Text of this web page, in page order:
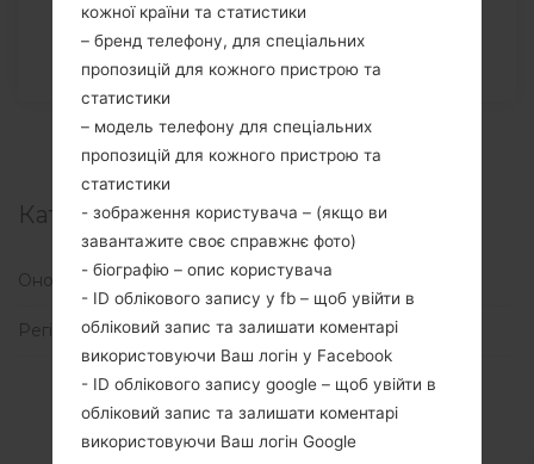
Категорії
Оновлення (214)
Регіони (1)
кожної країни та статистики
– бренд телефону, для спеціальних
пропозицій для кожного пристрою та
статистики
– модель телефону для спеціальних
пропозицій для кожного пристрою та
статистики
- зображення користувача – (якщо ви
завантажите своє справжнє фото)
- біографію – опис користувача
- ID облікового запису у fb – щоб увійти в
обліковий запис та залишати коментарі
використовуючи Ваш логін у Facebook
- ID облікового запису google – щоб увійти в
обліковий запис та залишати коментарі
використовуючи Ваш логін Google